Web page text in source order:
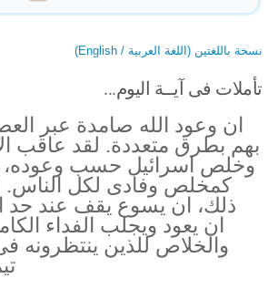
نسخة باللغتين (اللغة العربية / English)
تأملات فى آيــة اليوم...
ان وعود الله صامدة عبر
بهم بطرق متعددة. لقد عاقب
وخلص اسرائيل حسب
كمخلص وفادى لكل الناس.
ذلك، ان يسوع يقف عند حد
ان يعود ويجلب الفداء